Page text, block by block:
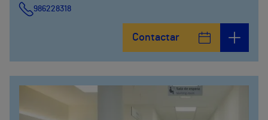
986228318
981067066
Contactar